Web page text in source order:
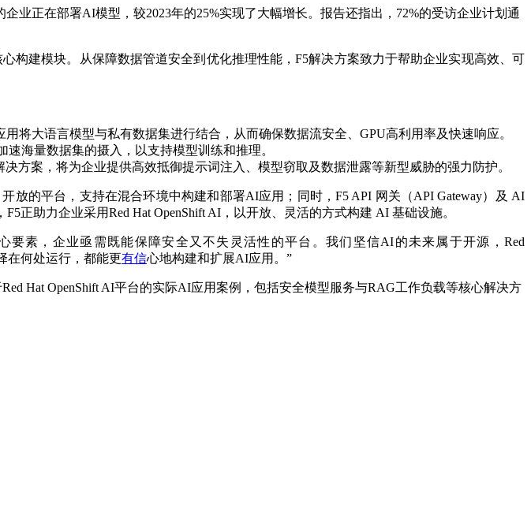
业正在部署AI模型，较2023年的25%实现了大幅增长。报告还指出，72%的受访企业计划通
构建模块。从保障数据管道安全到优化推理性能，F5解决方案致力于帮助企业实现高效、可
用将大语言模型与私有数据集进行结合，从而确保数据流安全、GPU高利用率及快速响应。
海量数据集的摄入，以支持模型训练和推理。
方案，将为企业提供高效抵御提示词注入、模型窃取及数据泄露等新型威胁的强力防护。
放的平台，支持在混合环境中构建和部署AI应用；同时，F5 API 网关（API Gateway）及 AI
助力企业采用Red Hat OpenShift AI，以开放、灵活的方式构建 AI 基础设施。
要素，企业亟需既能保障安全又不失灵活性的平台。我们坚信AI的未来属于开源，Red
在何处运行，都能更有信心地构建和扩展AI应用。”
Hat OpenShift AI平台的实际AI应用案例，包括安全模型服务与RAG工作负载等核心解决方